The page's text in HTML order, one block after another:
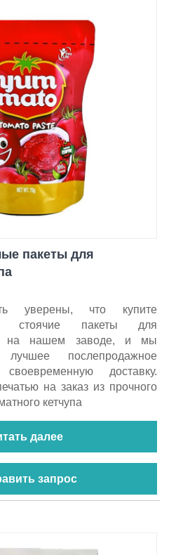
пакеты для
уверены, что купите
стоячие пакеты для
на нашем заводе, и мы
послепродажное
доставку.
на заказ из прочного
кетчупа
далее
запрос